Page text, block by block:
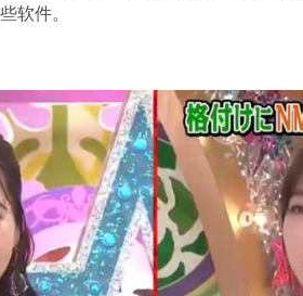
软件。